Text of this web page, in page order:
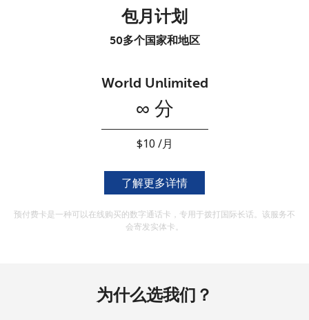
本人明白，在本网站开设账户，即代表本人同意这些
加入
你好！
登录或现在加入 →
包月计划
50多个国家和地区
World Unlimited
∞ 分
⁦$10⁩ /月
了解更多详情
预付费卡是一种可以在线购买的数字通话卡，专用于拨打国际长话。该服务不
会寄发实体卡。
为什么选我们？